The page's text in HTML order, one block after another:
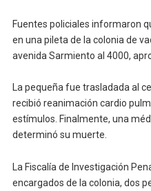
Fuentes policiales informaron
en una pileta de la colonia de
avenida Sarmiento al 4000,
La pequeña fue trasladada al
recibió reanimación cardio
estímulos. Finalmente, una
determinó su muerte.
La Fiscalía de Investigación
encargados de la colonia, dos